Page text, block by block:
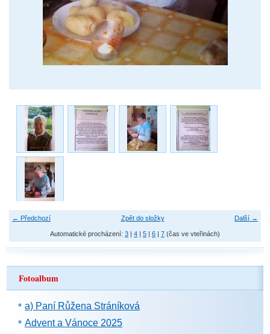
← Předchozí Další →
Zpět do složky
Automatické procházení: 3 | 4 | 5 | 6 | 7 (čas ve vteřinách)
Fotoalbum
a) Paní Růžena Stráníková
Advent a Vánoce 2025